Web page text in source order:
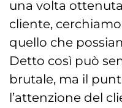
una volta
cliente,
quello che
Detto così può
brutale, ma il
l’attenzione del